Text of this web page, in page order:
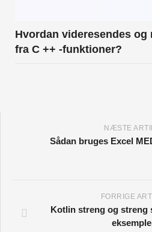
Hvordan videresendes
fra C ++ -funktioner?
NÆSTE
Sådan bruges Excel
FORRIGE
Kotlin streng og streng